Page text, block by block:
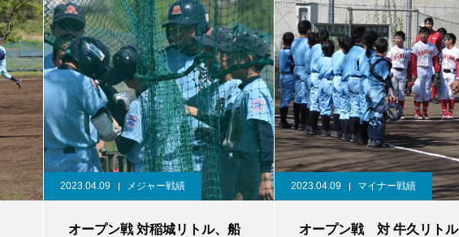
2023.04.09 メジャー戦績
オープン戦 対稲城リトル、船
2023.04.09 マイナー戦績
オープン戦 対 牛久リトル